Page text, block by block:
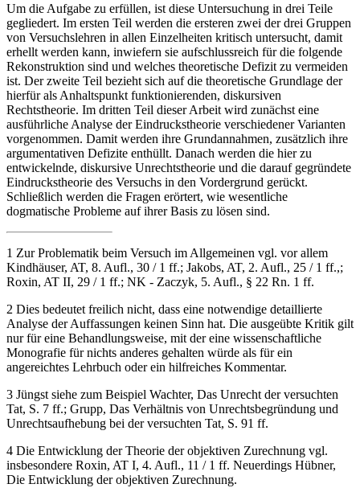
Um die Aufgabe zu erfüllen, ist diese Untersuchung in drei Teile
gegliedert. Im ersten Teil werden die ersteren zwei der drei Gruppen
von Versuchslehren in allen Einzelheiten kritisch untersucht, damit
erhellt werden kann, inwiefern sie aufschlussreich für die folgende
Rekonstruktion sind und welches theoretische Defizit zu vermeiden
ist. Der zweite Teil bezieht sich auf die theoretische Grundlage der
hierfür als Anhaltspunkt funktionierenden, diskursiven
Rechtstheorie. Im dritten Teil dieser Arbeit wird zunächst eine
ausführliche Analyse der Eindruckstheorie verschiedener Varianten
vorgenommen. Damit werden ihre Grundannahmen, zusätzlich ihre
argumentativen Defizite enthüllt. Danach werden die hier zu
entwickelnde, diskursive Unrechtstheorie und die darauf gegründete
Eindruckstheorie des Versuchs in den Vordergrund gerückt.
Schließlich werden die Fragen erörtert, wie wesentliche
dogmatische Probleme auf ihrer Basis zu lösen sind.
1 Zur Problematik beim Versuch im Allgemeinen vgl. vor allem
Kindhäuser, AT, 8. Aufl., 30 / 1 ff.; Jakobs, AT, 2. Aufl., 25 / 1 ff.,;
Roxin, AT II, 29 / 1 ff.; NK - Zaczyk, 5. Aufl., § 22 Rn. 1 ff.
2 Dies bedeutet freilich nicht, dass eine notwendige detaillierte
Analyse der Auffassungen keinen Sinn hat. Die ausgeübte Kritik gilt
nur für eine Behandlungsweise, mit der eine wissenschaftliche
Monografie für nichts anderes gehalten würde als für ein
angereichtes Lehrbuch oder ein hilfreiches Kommentar.
3 Jüngst siehe zum Beispiel Wachter, Das Unrecht der versuchten
Tat, S. 7 ff.; Grupp, Das Verhältnis von Unrechtsbegründung und
Unrechtsaufhebung bei der versuchten Tat, S. 91 ff.
4 Die Entwicklung der Theorie der objektiven Zurechnung vgl.
insbesondere Roxin, AT I, 4. Aufl., 11 / 1 ff. Neuerdings Hübner,
Die Entwicklung der objektiven Zurechnung.